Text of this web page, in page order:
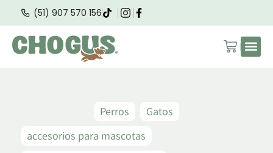
(51) 907 570 156
Perros
Gatos
accesorios para mascotas